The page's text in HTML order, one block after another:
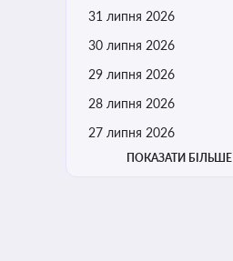
31 липня 2026
30 липня 2026
29 липня 2026
28 липня 2026
27 липня 2026
ПОКАЗАТИ БІЛЬШЕ